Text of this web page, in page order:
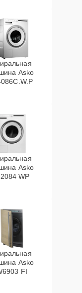
Asko
Asko
WP
Asko
FI